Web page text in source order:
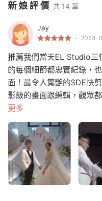
新娘評價 共 14 筆
Jay
2024-
推薦我們當天EL Studio三
的每個細節都忠實紀錄，
面！最令人驚艷的SDE快
影級的畫面跟編輯，觀眾
更多